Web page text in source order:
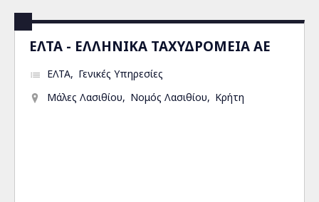
ΕΛΤΑ - ΕΛΛΗΝΙΚΑ ΤΑΧΥΔΡΟΜΕΙΑ ΑΕ
ΕΛΤΑ
Γενικές Υπηρεσίες
Μάλες Λασιθίου
Νομός Λασιθίου Κρήτη